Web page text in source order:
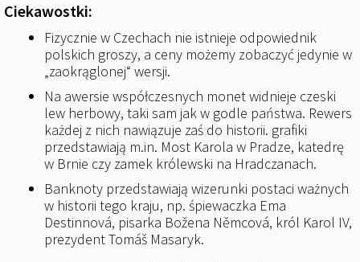
Ciekawostki:
Fizycznie w Czechach nie istnieje odpowiednik
polskich groszy, a ceny możemy zobaczyć jedynie w
„zaokrąglonej“ wersji.
Na awersie współczesnych monet widnieje czeski
lew herbowy, taki sam jak w godle państwa. Rewers
każdej z nich nawiązuje zaś do historii. grafiki
przedstawiają m.in. Most Karola w Pradze, katedrę
w Brnie czy zamek królewski na Hradczanach.
Banknoty przedstawiają wizerunki postaci ważnych
w historii tego kraju, np. śpiewaczka Ema
Destinnová, pisarka Božena Němcová, król Karol IV,
prezydent Tomáš Masaryk.